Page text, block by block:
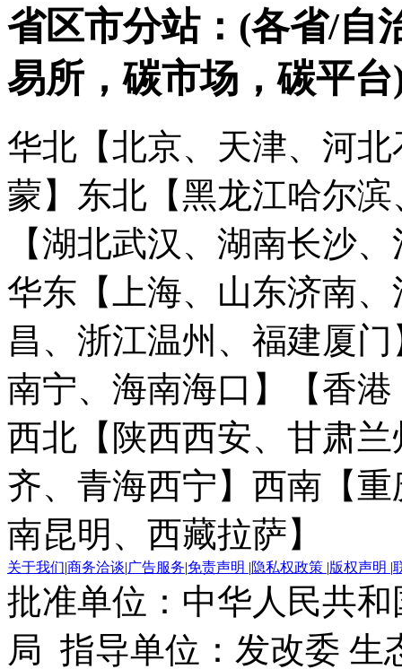
省区市分站：(各省/自
易所，碳市场，碳平台
华北【北京、天津、河
蒙】 东北【黑龙江哈尔
【湖北武汉、湖南长沙
华东【上海、山东济南
昌、浙江温州、福建厦门
南宁、海南海口】
【香
西北【陕西西安、甘肃
齐、青海西宁】 西南【
南昆明、西藏拉萨】
关于我们|商务洽谈|广告服务|免责声明 |隐私权政策 |版权声明 |
批准单位：中华人民共
局 指导单位：发改委 生